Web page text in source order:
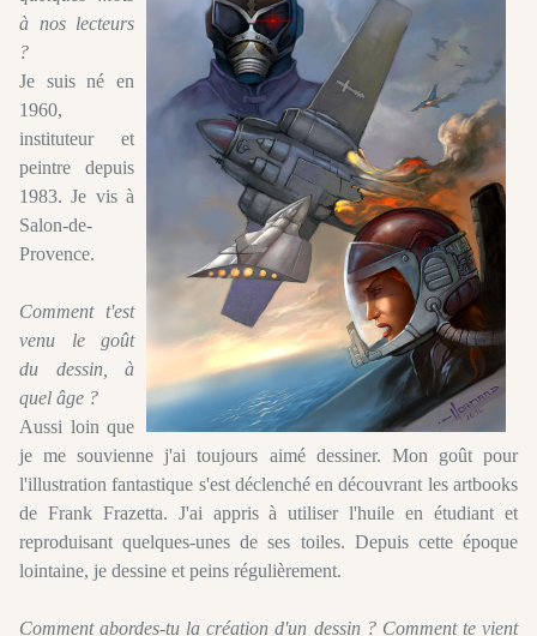
à nos lecteurs
?
Je suis né en
1960,
instituteur et
peintre depuis
1983. Je vis à
Salon-de-
Provence.
Comment t'est
venu le goût
du dessin, à
quel âge ?
Aussi loin que
je me souvienne j'ai toujours aimé dessiner. Mon goût pour
l'illustration fantastique s'est déclenché en découvrant les artbooks
de Frank Frazetta. J'ai appris à utiliser l'huile en étudiant et
reproduisant quelques-unes de ses toiles. Depuis cette époque
lointaine, je dessine et peins régulièrement.
Comment abordes-tu la création d'un dessin ? Comment te vient